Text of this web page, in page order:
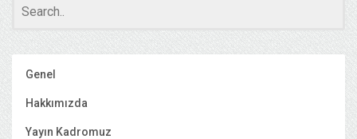
Genel
Hakkımızda
Yayın Kadromuz